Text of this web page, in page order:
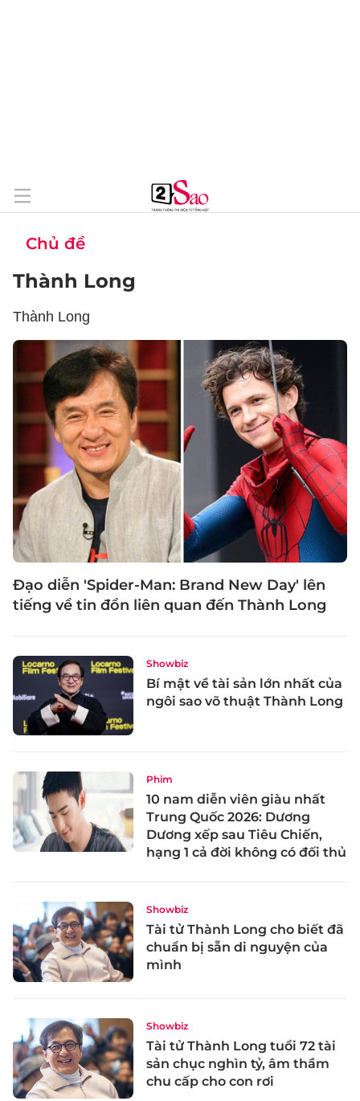
Chủ đề
Thành Long
Thành Long
Đạo diễn 'Spider-Man: Brand New Day' lên
tiếng về tin đồn liên quan đến Thành Long
Showbiz
Bí mật về tài sản lớn nhất của
ngôi sao võ thuật Thành Long
Phim
10 nam diễn viên giàu nhất
Trung Quốc 2026: Dương
Dương xếp sau Tiêu Chiến,
hạng 1 cả đời không có đối thủ
Showbiz
Tài tử Thành Long cho biết đã
chuẩn bị sẵn di nguyện của
mình
Showbiz
Tài tử Thành Long tuổi 72 tài
sản chục nghìn tỷ, âm thầm
chu cấp cho con rơi